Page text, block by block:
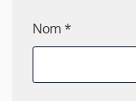
Nom *